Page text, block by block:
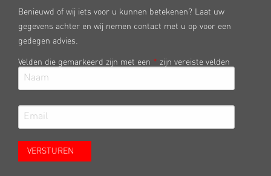
Benieuwd of wij iets voor u kunnen betekenen? Laat uw
gegevens achter en wij nemen contact met u op voor een
gedegen advies.
Velden die gemarkeerd zijn met een * zijn vereiste velden